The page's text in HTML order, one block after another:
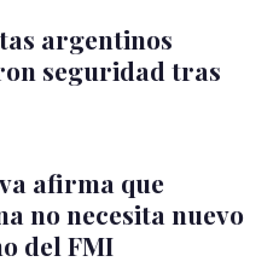
argentinos
seguridad tras
afirma que
no necesita nuevo
del FMI